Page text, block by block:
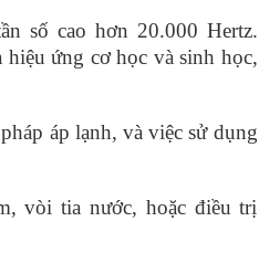
số cao hơn 20.000 Hertz.
ứng cơ học và sinh học,
áp lạnh, và việc sử dụng
vòi tia nước, hoặc điều trị